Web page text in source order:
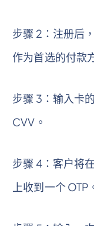
步骤 2：注册后
作为首选的付款
步骤 3：输入卡
CVV。
步骤 4：客户将
上收到一个 OTP